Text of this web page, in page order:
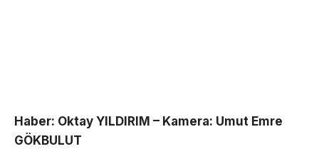
Haber: Oktay YILDIRIM – Kamera: Umut Emre
GÖKBULUT